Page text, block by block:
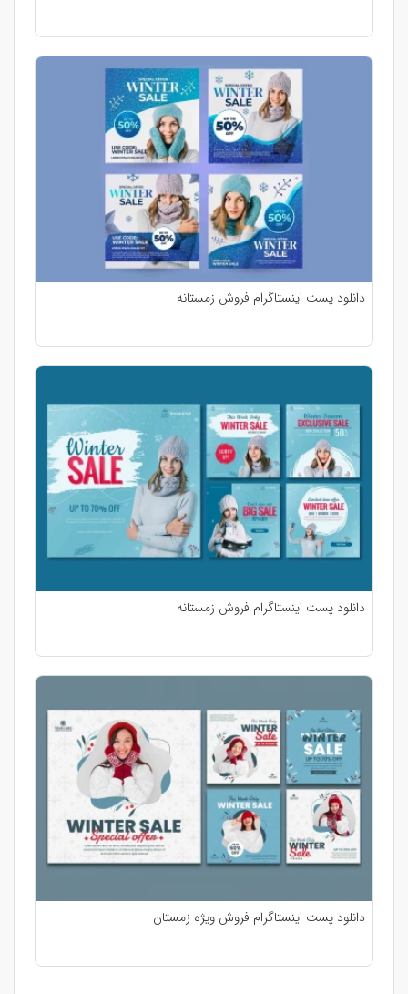
دانلود پست اینستاگرام فروش زمستانه
دانلود پست اینستاگرام فروش زمستانه
دانلود پست اینستاگرام فروش ویژه زمستان